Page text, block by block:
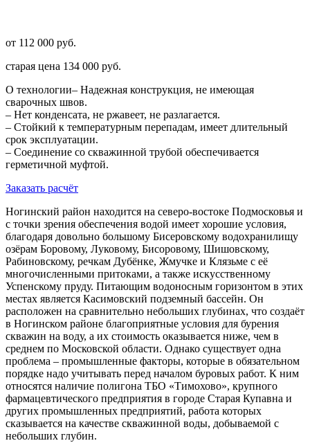
от 112 000 руб.
старая цена 134 000 руб.
О технологии– Надежная конструкция, не имеющая
сварочных швов.
– Нет конденсата, не ржавеет, не разлагается.
– Стойкий к температурным перепадам, имеет длительный
срок эксплуатации.
– Соединение со скважинной трубой обеспечивается
герметичной муфтой.
Заказать расчёт
Ногинский район находится на северо-востоке Подмосковья и
с точки зрения обеспечения водой имеет хорошие условия,
благодаря довольно большому Бисеровскому водохранилищу
озёрам Боровому, Луковому, Бисоровому, Шишовскому,
Рабиновскому, речкам Дубёнке, Жмучке и Клязьме с её
многочисленными притоками, а также искусственному
Успенскому пруду. Питающим водоносным горизонтом в этих
местах является Касимовский подземный бассейн. Он
расположен на сравнительно небольших глубинах, что создаёт
в Ногинском районе благоприятные условия для бурения
скважин на воду, а их стоимость оказывается ниже, чем в
среднем по Московской области. Однако существует одна
проблема – промышленные факторы, которые в обязательном
порядке надо учитывать перед началом буровых работ. К ним
относятся наличие полигона ТБО «Тимохово», крупного
фармацевтического предприятия в городе Старая Купавна и
других промышленных предприятий, работа которых
сказывается на качестве скважинной воды, добываемой с
небольших глубин.